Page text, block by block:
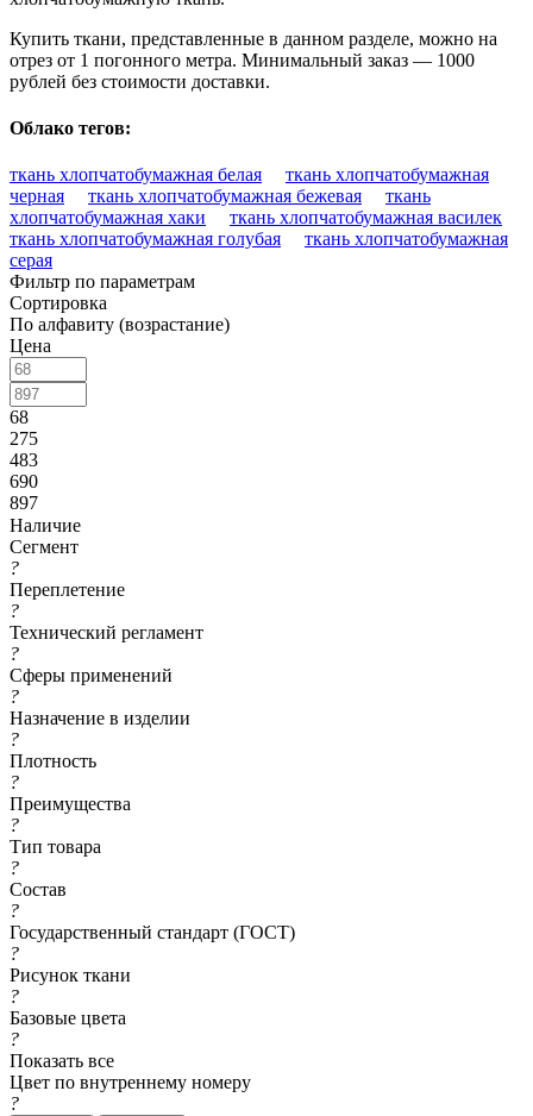
Купить ткани, представленные в данном разделе, можно на
отрез от 1 погонного метра. Минимальный заказ — 1000
рублей без стоимости доставки.
Облако тегов:
ткань хлопчатобумажная белая
ткань хлопчатобумажная
черная
ткань хлопчатобумажная бежевая
ткань
хлопчатобумажная хаки
ткань хлопчатобумажная василек
ткань хлопчатобумажная голубая
ткань хлопчатобумажная
серая
Фильтр по параметрам
Сортировка
По алфавиту (возрастание)
Цена
68
275
483
690
897
Наличие
Сегмент
?
Переплетение
?
Технический регламент
?
Сферы применений
?
Назначение в изделии
?
Плотность
?
Преимущества
?
Тип товара
?
Состав
?
Государственный стандарт (ГОСТ)
?
Рисунок ткани
?
Базовые цвета
?
Показать все
Цвет по внутреннему номеру
?